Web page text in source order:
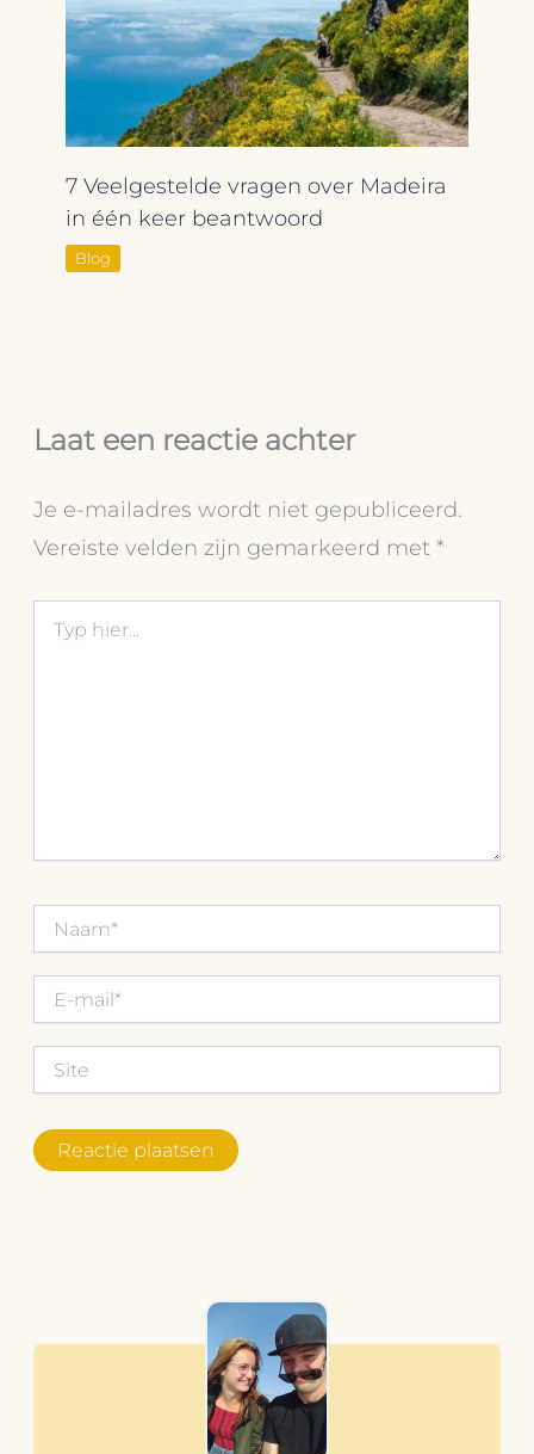
7 Veelgestelde vragen over Madeira
in één keer beantwoord
Blog
Laat een reactie achter
Je e-mailadres wordt niet gepubliceerd.
Vereiste velden zijn gemarkeerd met*
hier...
mail*